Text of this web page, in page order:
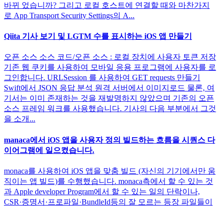
바뀌 었습니까? 그리고 로컬 호스트에 연결할 때와 마찬가지
로 App Transport Security Settings의 A...
Qiita 기사 보기 및 LGTM 수를 표시하는 iOS 앱 만들기
오픈 소스 소스 코드/오픈 소스 : 로컬 장치에 사용자 토큰 저장
기존 웹 쿠키를 사용하여 모바일 응용 프로그램에 사용자를 로
그인합니다. URLSession 를 사용하여 GET requests 만들기
Swift에서 JSON 응답 분석 원격 서버에서 이미지로드 물론, 여
기서는 이미 존재하는 것을 재발명하지 않았으며 기존의 오픈
소스 프레임 워크를 사용했습니다. 기사의 다음 부분에서 그것
을 소개...
manaca에서 iOS 앱을 사용자 정의 빌드하는 흐름을 시퀀스 다
이어그램에 일으켰습니다.
monaca를 사용하여 iOS 앱을 맞춤 빌드 (자신의 기기에서만 움
직이는 앱 빌드)를 수행했습니다. monaca측에서 할 수 있는 것
과 Apple developer Program에서 할 수 있는 일의 단락이나,
CSR·증명서·프로파일·BundleId등의 잘 모르는 등장 파일들이